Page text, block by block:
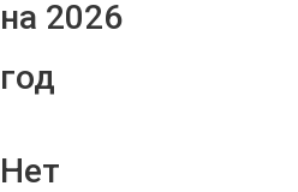
на 2026
год
Нет